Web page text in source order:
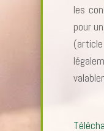
les
pour